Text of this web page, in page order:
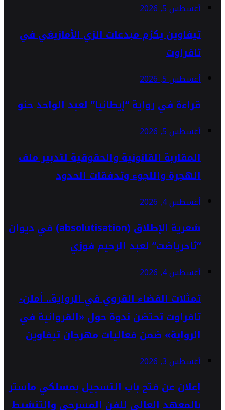
أغسطس 5, 2026
تيفاوين يكرّم مبدعات الزي الأمازيغي في
تافراوت
أغسطس 5, 2026
قراءة في رواية “إيطانيا” لعبد الواحد حنو
أغسطس 5, 2026
المقاربة القانونية والحقوقية لتدبير ملف
الهجرة واللجوء وتدفقات الحدود
أغسطس 4, 2026
شعرية الإطلاق (absolutisation) في ديوان
“ثاحرياضت” لعبد الرحيم فوزي
أغسطس 4, 2026
تمثلات الفضاء القروي في الرواية.. أملن-
تافراوت تحتضن ندوة حول «القروانية في
الرواية» ضمن فعاليات مهرجان تيفاوين
أغسطس 3, 2026
إعلان عن فتح باب التسجيل بمسلكي ماستر
بالمعهد العالي للفن المسرحي والتنشيط